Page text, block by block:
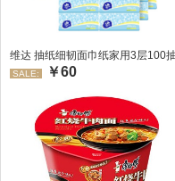
维达 抽纸细韧面巾纸家用3层100
SALE: ￥60